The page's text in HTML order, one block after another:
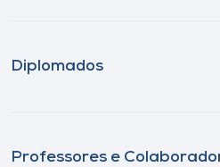
Diplomados
Professores e